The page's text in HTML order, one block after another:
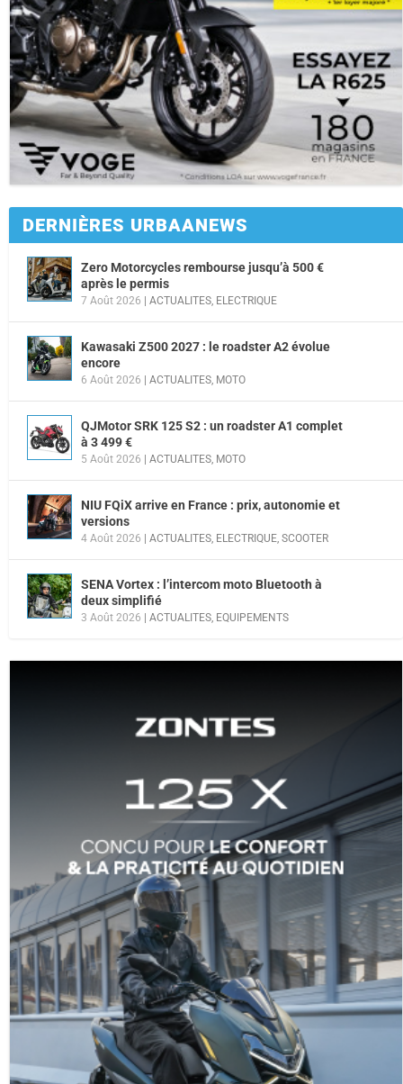
DERNIÈRES URBAANEWS
Zero Motorcycles rembourse jusqu’à 500 €
après le permis
7 Août 2026 ACTUALITES, ELECTRIQUE
Kawasaki Z500 2027 : le roadster A2 évolue
encore
6 Août 2026 ACTUALITES, MOTO
QJMotor SRK 125 S2 : un roadster A1 complet
à 3 499 €
5 Août 2026 ACTUALITES, MOTO
NIU FQiX arrive en France : prix, autonomie et
versions
4 Août 2026 ACTUALITES, ELECTRIQUE, SCOOTER
SENA Vortex : l’intercom moto Bluetooth à
deux simplifié
3 Août 2026 ACTUALITES, EQUIPEMENTS